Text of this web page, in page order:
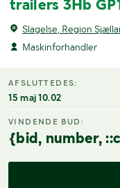
trailers 3Hb
Slagelse, Region
Maskinforhandler
AFSLUTTEDES:
15 maj 10.02
VINDENDE BUD:
{bid, number,